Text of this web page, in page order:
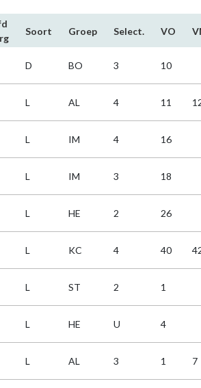
Soort Groep Select. VO
D BO 3 10
L AL 4 11
L IM 4 16
L IM 3 18
L HE 2 26
L KC 4 40
L ST 2 1
L HE U 4
L AL 3 1 7